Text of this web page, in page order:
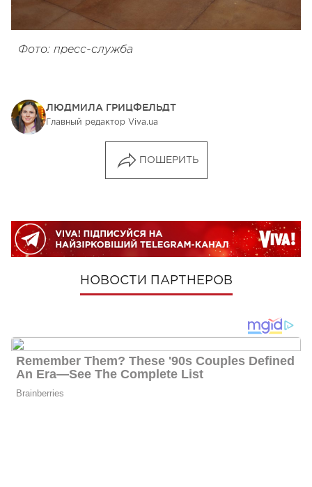
Фото: пресс-служба
ЛЮДМИЛА ГРИЦФЕЛЬДТ
Главный редактор Viva.ua
ПОШЕРИТЬ
НОВОСТИ ПАРТНЕРОВ